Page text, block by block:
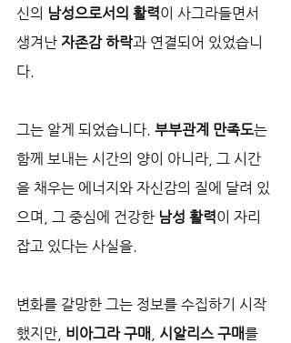
신의 남성으로서의 활력이 사그라들면서
생겨난 자존감 하락과 연결되어 있었습니
다.
그는 알게 되었습니다. 부부관계 만족도는
함께 보내는 시간의 양이 아니라, 그 시간
을 채우는 에너지와 자신감의 질에 달려 있
으며, 그 중심에 건강한 남성 활력이 자리
잡고 있다는 사실을.
변화를 갈망한 그는 정보를 수집하기 시작
했지만, 비아그라 구매 시알리스 구매를